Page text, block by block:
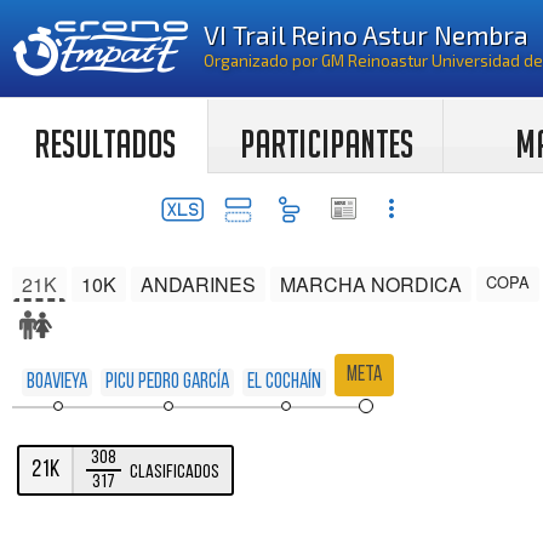
RESULTADOS PARTICIPANTES
21K 10K ANDARINES MARCHA NORDICA COPA
Boavieya Picu Pedro García El Cochaín Meta
21K
308
317
Clasificados